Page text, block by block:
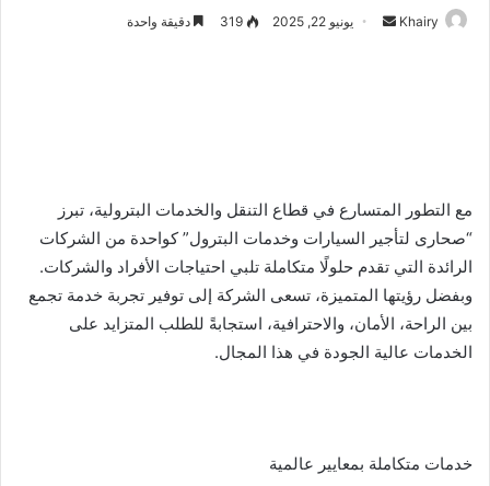
Khairy
د
ر
ا
يونيو 22, 2025 319 دقيقة واحدة
مع التطور المتسارع في قطاع التنقل والخدمات البترولية، تبرز
“صحارى لتأجير السيارات وخدمات البترول” كواحدة من الشركات
الرائدة التي تقدم حلولًا متكاملة تلبي احتياجات الأفراد والشركات.
وبفضل رؤيتها المتميزة، تسعى الشركة إلى توفير تجربة خدمة تجمع
بين الراحة، الأمان، والاحترافية، استجابةً للطلب المتزايد على
الخدمات عالية الجودة في هذا المجال.
خدمات متكاملة بمعايير عالمية